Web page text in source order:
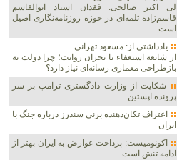
لی اکبر صالحی: فقدان استاد ابوالقاسم
قاسم‌زاده ثلمه‌ای در حوزه روزنامه‌نگاری اصیل
است
یادداشتی از: مسعود تهرانی
از شایعه استعفاء تا بحران روایت؛ چرا دولت به
بازطراحی معماری رسانه‌ای نیاز دارد؟
شکایت از وزارت دادگستری ترامپ بر سر
پرونده اپستین
اعتراف تکان‌دهنده برنی سندرز درباره جنگ با
ایران
اکونومیست: پرداخت عوارض به ایران بهتر از
ادامه تنش است